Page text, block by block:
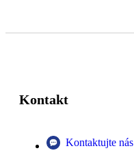
Kontakt
Kontaktujte nás